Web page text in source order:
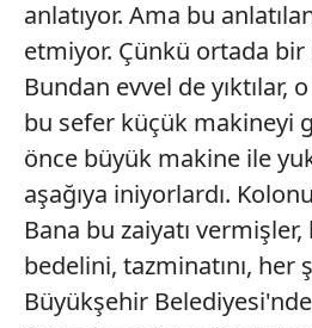
anlatıyor. Ama bu
etmiyor. Çünkü ortada
Bundan evvel de yıktılar,
bu sefer küçük makineyi
önce büyük makine ile
aşağıya iniyorlardı.
Bana bu zaiyatı
bedelini, tazminatını, her
Büyükşehir